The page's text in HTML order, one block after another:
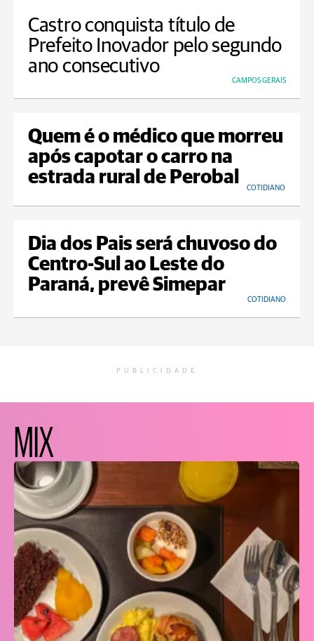
Castro conquista título de
Prefeito Inovador pelo segundo
ano consecutivo
CAMPOS GERAIS
Quem é o médico que morreu
após capotar o carro na
estrada rural de Perobal
COTIDIANO
Dia dos Pais será chuvoso do
Centro-Sul ao Leste do
Paraná, prevê Simepar
COTIDIANO
PUBLICIDADE
MIX